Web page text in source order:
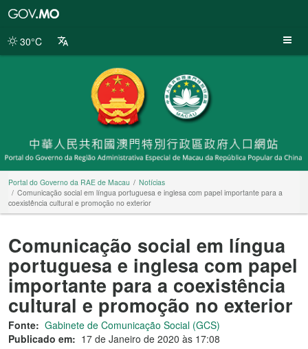
da
30°C
Portal do Governo da RAE de Macau
Notícias
Comunicação social em língua portuguesa e inglesa com papel importante para a
coexistência cultural e promoção no exterior
Comunicação social em língua
portuguesa e inglesa com papel
importante para a coexistência
cultural e promoção no exterior
Fonte: Gabinete de Comunicação Social (GCS)
Publicado em: 17 de Janeiro de 2020 às 17:08